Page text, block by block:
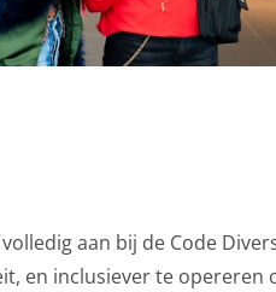
aan bij de Code
en inclusiever te opereren